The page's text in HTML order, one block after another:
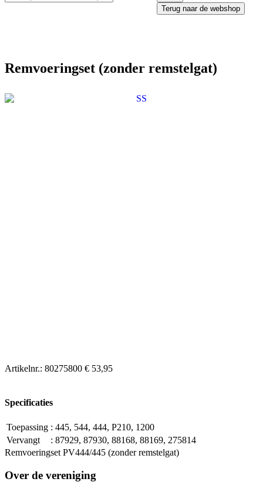
Terug naar de webshop
Remvoeringset (zonder remstelgat)
Artikelnr.: 80275800 € 53,95
Specificaties
Toepassing : 445, 544, 444, P210, 1200
Vervangt
: 87929, 87930, 88168, 88169, 275814
Remvoeringset PV444/445 (zonder remstelgat)
Over de vereniging